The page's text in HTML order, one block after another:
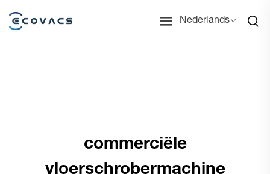
Nederlands
commerciële
vloerschrobermachine